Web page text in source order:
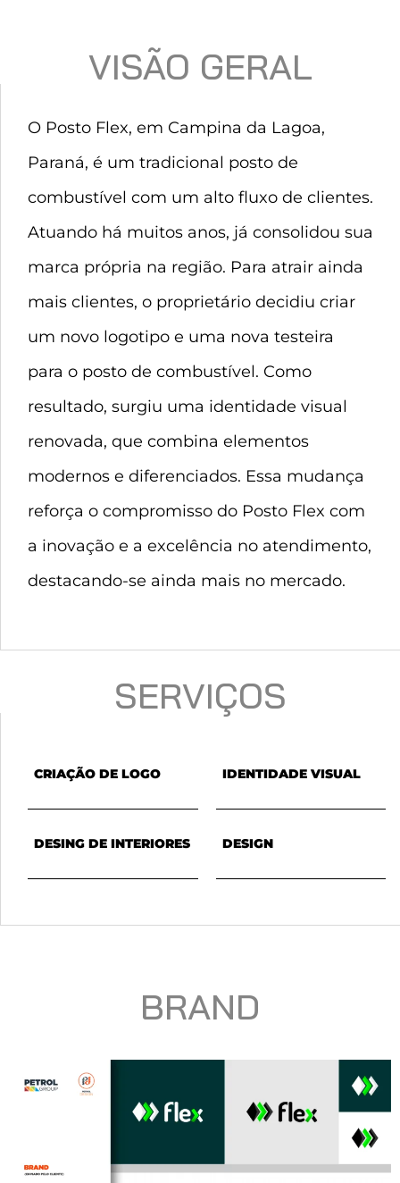
VISÃO GERAL
O Posto Flex, em Campina da Lagoa,
Paraná, é um tradicional posto de
combustível com um alto fluxo de clientes.
Atuando há muitos anos, já consolidou sua
marca própria na região. Para atrair ainda
mais clientes, o proprietário decidiu criar
um novo logotipo e uma nova testeira
para o posto de combustível. Como
resultado, surgiu uma identidade visual
renovada, que combina elementos
modernos e diferenciados. Essa mudança
reforça o compromisso do Posto Flex com
a inovação e a excelência no atendimento,
destacando-se ainda mais no mercado.
SERVIÇOS
CRIAÇÃO DE LOGO IDENTIDADE VISUAL
DESING DE INTERIORES DESIGN
BRAND